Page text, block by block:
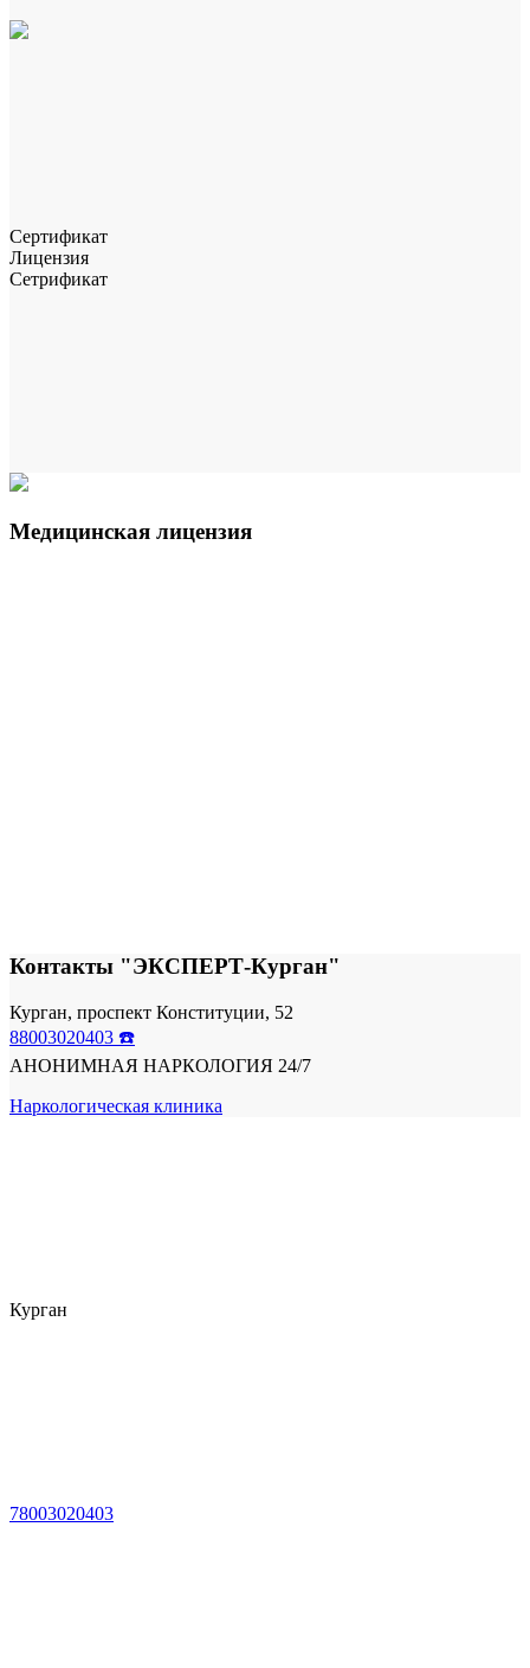
Сертификат
Лицензия
Сетрификат
Медицинская лицензия
Контакты "ЭКСПЕРТ-Курган"
Курган, проспект Конституции, 52
88003020403 ☎️
АНОНИМНАЯ НАРКОЛОГИЯ 24/7
Наркологическая клиника
Курган
78003020403